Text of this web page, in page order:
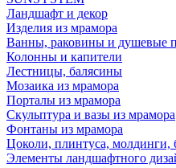
Ландшафт и декор
Изделия из мрамора
Ванны, раковины и душевые
Колонны и капители
Лестницы, балясины
Мозаика из мрамора
Порталы из мрамора
Скульптура и вазы из мрамора
Фонтаны из мрамора
Цоколи, плинтуса,
Элементы ландшафтного